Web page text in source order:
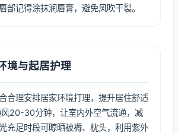
部记得涂抹润唇膏，避免风吹干裂。
境与起居护理
合理安排居家环境打理，提升居住舒适
20-30分钟，让室内外空气流通，减
充足时段可晾晒被褥、枕头，利用紫外